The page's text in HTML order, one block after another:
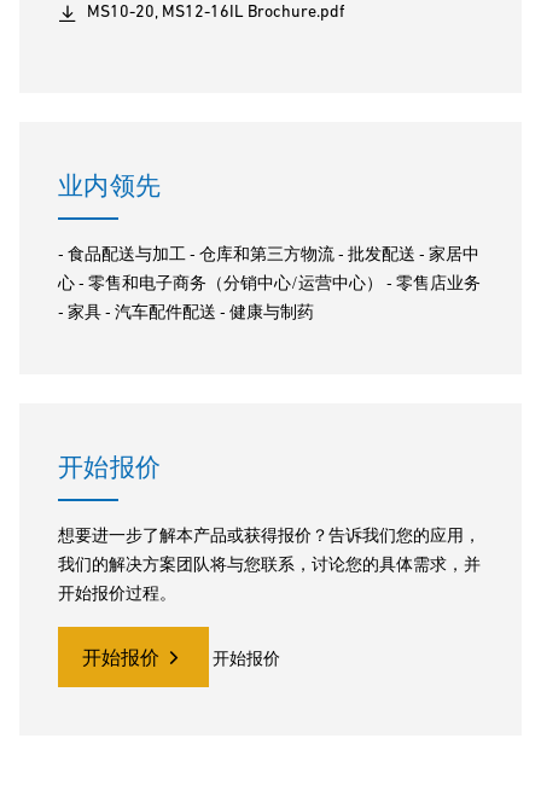
MS10-20, MS12-16IL Brochure.pdf
业内领先
‐ 食品配送与加工 ‐ 仓库和第三方物流 ‐ 批发配送 ‐ 家居中
心 ‐ 零售和电子商务（分销中心/运营中心） ‐ 零售店业务
‐ 家具 ‐ 汽车配件配送 ‐ 健康与制药
开始报价
想要进一步了解本产品或获得报价？告诉我们您的应用，
我们的解决方案团队将与您联系，讨论您的具体需求，并
开始报价过程。
开始报价 开始报价